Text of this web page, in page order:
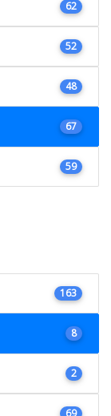
62
52
48
67
59
163
8
2
69